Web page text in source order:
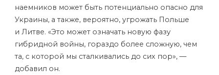
наемников может быть потенциально опасно для
Украины, а также, вероятно, угрожать Польше
и Литве. «Это может означать новую фазу
гибридной войны, гораздо более сложную, чем
та, с которой мы сталкивались до сих пор», —
добавил он.